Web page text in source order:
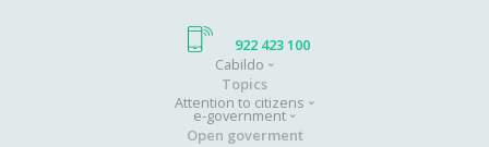
922 423 100
Cabildo
Topics
Attention to citizens
e-government
Open goverment